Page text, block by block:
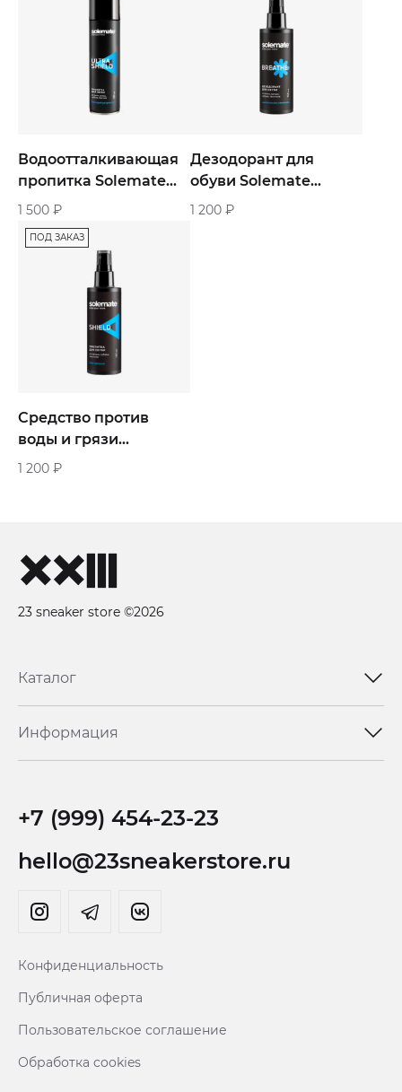
Водоотталкивающая
пропитка Solemate
Ultra Shield
1 500 ₽
Дезодорант для
обуви Solemate
Breathe
1 200 ₽
ПОД ЗАКАЗ
Средство против
воды и грязи
Solemate Shield
1 200 ₽
23 sneaker store ©2026
Каталог
Информация
+7 (999) 454-23-23
hello@23sneakerstore.ru
Конфиденциальность
Публичная оферта
Пользовательское соглашение
Обработка cookies